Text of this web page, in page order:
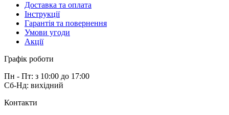
Доставка та оплата
Інструкції
Гарантія та повернення
Умови угоди
Акції
Графік роботи
Пн - Пт: з 10:00 до 17:00
Сб-Нд: вихідний
Контакти